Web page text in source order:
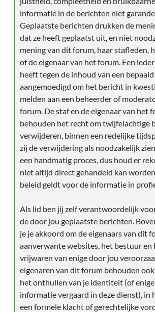
informatie in de berichten niet
Geplaatste berichten drukken de
dat ze heeft geplaatst uit, en niet
mening van dit forum, haar stafleden,
of de eigenaar van het forum. Een
heeft tegen de inhoud van een
aangemoedigd om het bericht in
melden aan een beheerder of
forum. De staf en de eigenaar van het
behouden het recht om twijfelachtige
verwijderen, binnen een redelijke
zij de verwijdering als noodzakelijk
een handmatig proces, dus houd er
niet altijd direct gehandeld kan
beleid geldt voor de informatie in
Als lid ben jij zelf verantwoordelijk
de door jou geplaatste berichten.
je je akkoord om de eigenaars van dit
aanverwante websites, het bestuur en
vrijwaren van enige door jou
eigenaren van dit forum behouden
het onthullen van je identiteit (of
informatie vergaard in deze dienst), in
een formele klacht of gerechtelijke